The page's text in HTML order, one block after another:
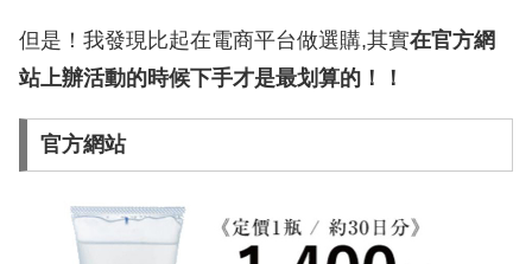
但是！我發現比起在電商平台做選購,其實在官方網
站上辦活動的時候下手才是最划算的！！
官方網站